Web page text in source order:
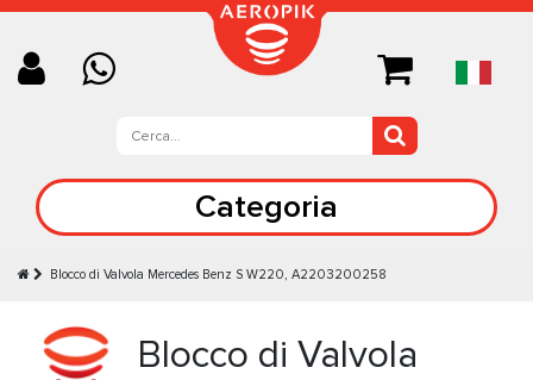
Categoria
Blocco di Valvola Mercedes Benz S W220, A2203200258
Blocco di Valvola